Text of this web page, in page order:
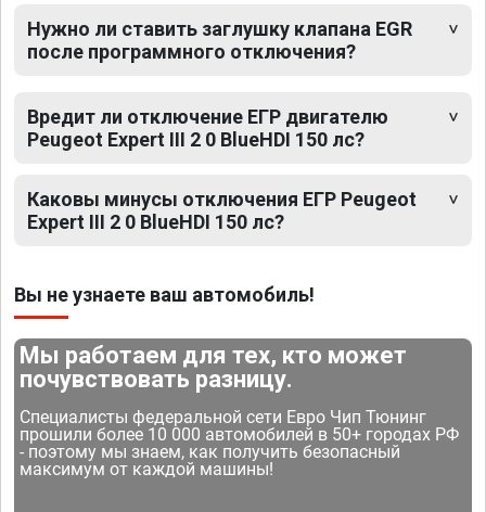
Нужно ли ставить заглушку клапана EGR
после программного отключения?
Вредит ли отключение ЕГР двигателю
Peugeot Expert III 2 0 BlueHDI 150 лс?
Каковы минусы отключения ЕГР Peugeot
Expert III 2 0 BlueHDI 150 лс?
Вы не узнаете ваш автомобиль!
Мы работаем для тех, кто может
почувствовать разницу.
Специалисты федеральной сети Евро Чип Тюнинг
прошили более 10 000 автомобилей в 50+ городах РФ
- поэтому мы знаем, как получить безопасный
максимум от каждой машины!